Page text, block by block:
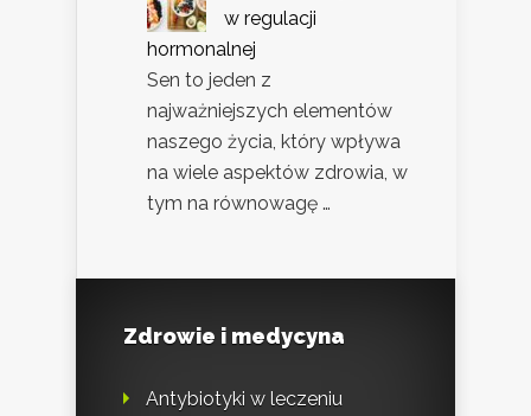
w regulacji
hormonalnej
Sen to jeden z
najważniejszych elementów
naszego życia, który wpływa
na wiele aspektów zdrowia, w
tym na równowagę …
Zdrowie i medycyna
Antybiotyki w leczeniu